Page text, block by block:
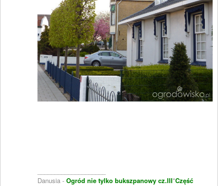
Danusia - Ogród nie tylko bukszpanowy cz.III*Część